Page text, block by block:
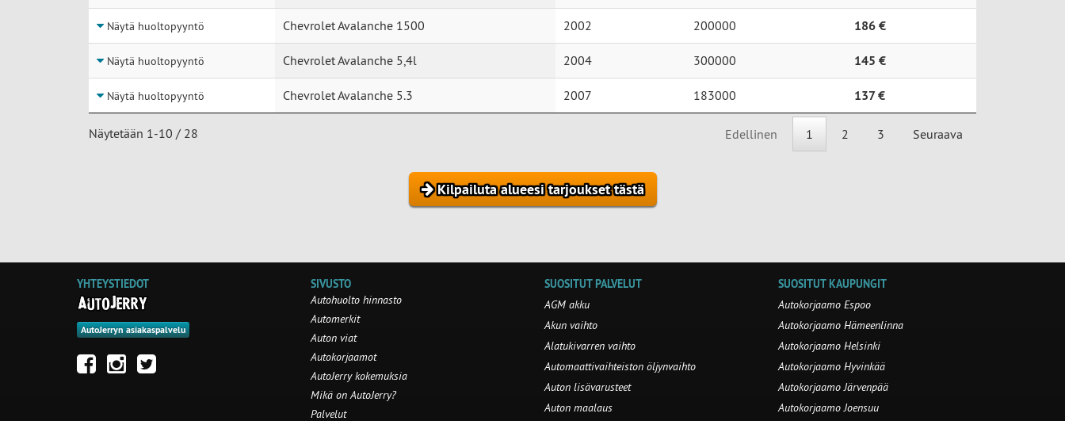
Näytä huoltopyyntö Chevrolet Avalanche 1500 2002 200000 186 €
Näytä huoltopyyntö Chevrolet Avalanche 5,4l 2004 300000 145 €
Näytä huoltopyyntö Chevrolet Avalanche 5.3 2007 183000 137 €
Näytetään 1-10 / 28 Edellinen 1 2 3 Seuraava
Kilpailuta alueesi tarjoukset tästä
YHTEYSTIEDOT
AutoJerryn asiakaspalvelu
SIVUSTO
Autohuolto hinnasto
Automerkit
Auton viat
Autokorjaamot
AutoJerry kokemuksia
Mikä on AutoJerry?
Palvelut
SUOSITUT PALVELUT
AGM akku
Akun vaihto
Alatukivarren vaihto
Automaattivaihteiston öljynvaihto
Auton lisävarusteet
Auton maalaus
SUOSITUT KAUPUNGIT
Autokorjaamo Espoo
Autokorjaamo Hämeenlinna
Autokorjaamo Helsinki
Autokorjaamo Hyvinkää
Autokorjaamo Järvenpää
Autokorjaamo Joensuu